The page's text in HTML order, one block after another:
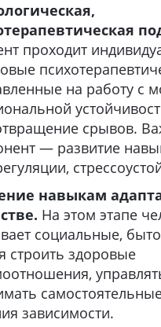
проходит
на работу с
срывов.
― развитие
навыкам
На этом этапе
социальные,
строить здоровые
зависимости.